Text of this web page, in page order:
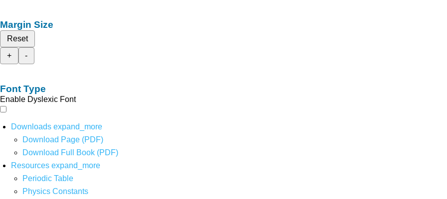
Margin Size
Reset
+
-
Font Type
Enable Dyslexic Font
Downloads expand_more
Download Page (PDF)
Download Full Book (PDF)
Resources expand_more
Periodic Table
Physics Constants